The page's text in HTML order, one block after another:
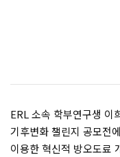
ERL 소속 학부연구생 이
기후변화 챌린지 공모전
이용한 혁신적 방오도료